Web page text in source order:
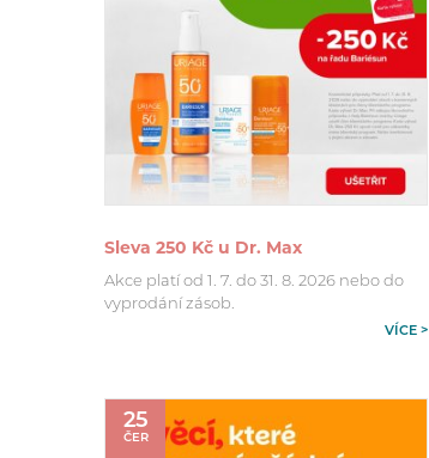
Sleva 250 Kč u Dr. Max
Akce platí od 1. 7. do 31. 8. 2026 nebo do
vyprodání zásob.
VÍCE >
25
ČER